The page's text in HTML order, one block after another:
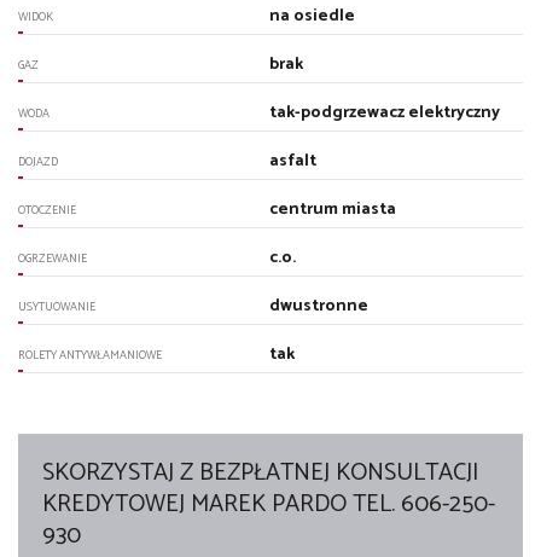
WIDOK na osiedle
GAZ brak
WODA tak-podgrzewacz elektryczny
DOJAZD asfalt
OTOCZENIE centrum miasta
OGRZEWANIE c.o.
USYTUOWANIE dwustronne
ROLETY ANTYWŁAMANIOWE tak
SKORZYSTAJ Z BEZPŁATNEJ KONSULTACJI
KREDYTOWEJ MAREK PARDO TEL. 606-250-
930